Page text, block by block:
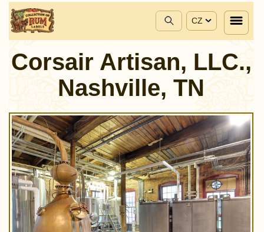
CZ
Corsair Artisan, LLC.,
Nashville, TN